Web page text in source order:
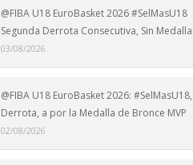
@FIBA U18 EuroBasket 2026 #SelMasU18
Segunda Derrota Consecutiva, Sin Medalla
03/08/2026
@FIBA U18 EuroBasket 2026: #SelMasU18,
Derrota, a por la Medalla de Bronce MVP
02/08/2026